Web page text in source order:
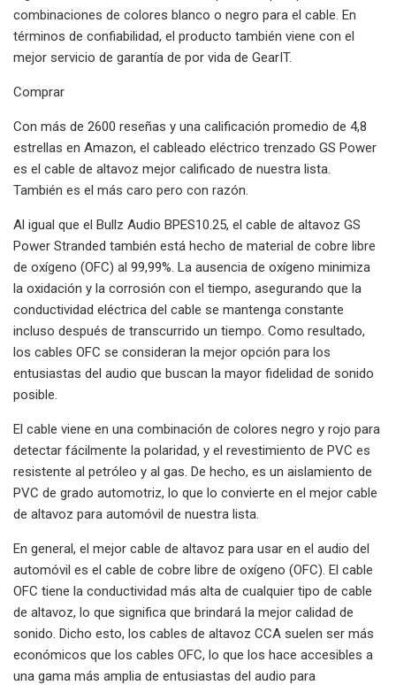
combinaciones de colores blanco o negro para el cable. En
términos de confiabilidad, el producto también viene con el
mejor servicio de garantía de por vida de GearIT.
Comprar
Con más de 2600 reseñas y una calificación promedio de 4,8
estrellas en Amazon, el cableado eléctrico trenzado GS Power
es el cable de altavoz mejor calificado de nuestra lista.
También es el más caro pero con razón.
Al igual que el Bullz Audio BPES10.25, el cable de altavoz GS
Power Stranded también está hecho de material de cobre libre
de oxígeno (OFC) al 99,99%. La ausencia de oxígeno minimiza
la oxidación y la corrosión con el tiempo, asegurando que la
conductividad eléctrica del cable se mantenga constante
incluso después de transcurrido un tiempo. Como resultado,
los cables OFC se consideran la mejor opción para los
entusiastas del audio que buscan la mayor fidelidad de sonido
posible.
El cable viene en una combinación de colores negro y rojo para
detectar fácilmente la polaridad, y el revestimiento de PVC es
resistente al petróleo y al gas. De hecho, es un aislamiento de
PVC de grado automotriz, lo que lo convierte en el mejor cable
de altavoz para automóvil de nuestra lista.
En general, el mejor cable de altavoz para usar en el audio del
automóvil es el cable de cobre libre de oxígeno (OFC). El cable
OFC tiene la conductividad más alta de cualquier tipo de cable
de altavoz, lo que significa que brindará la mejor calidad de
sonido. Dicho esto, los cables de altavoz CCA suelen ser más
económicos que los cables OFC, lo que los hace accesibles a
una gama más amplia de entusiastas del audio para